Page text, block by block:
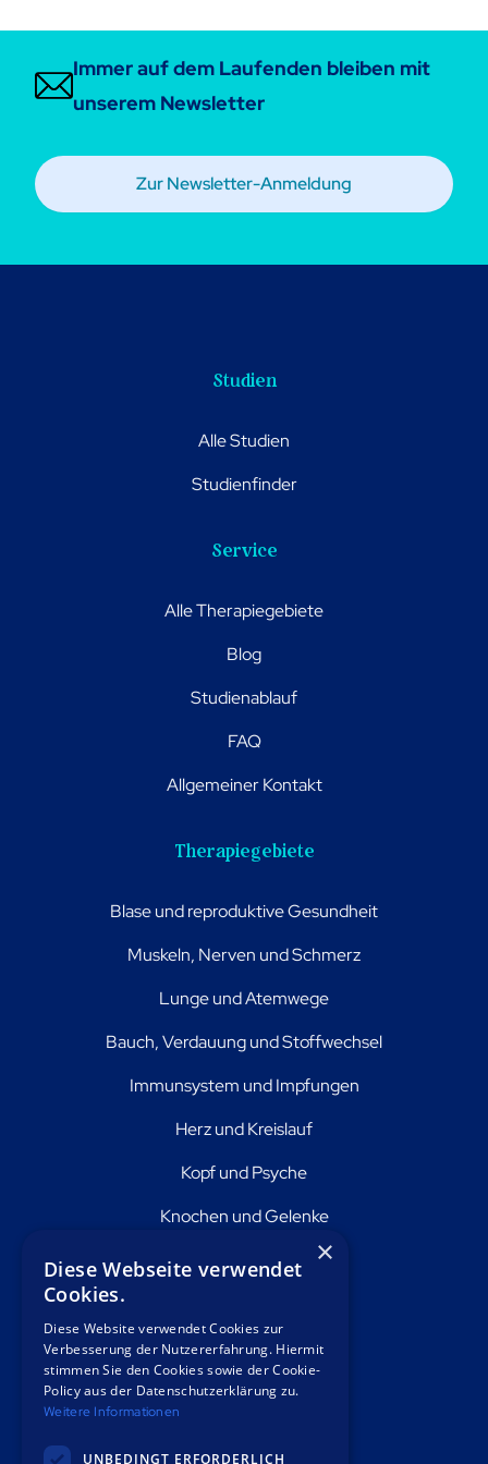
Immer auf dem Laufenden bleiben mit
unserem Newsletter
Zur Newsletter-Anmeldung
Studien
Alle Studien
Studienfinder
Service
Alle Therapiegebiete
Blog
Studienablauf
FAQ
Allgemeiner Kontakt
Therapiegebiete
Blase und reproduktive Gesundheit
Muskeln, Nerven und Schmerz
Lunge und Atemwege
Bauch, Verdauung und Stoffwechsel
Immunsystem und Impfungen
Herz und Kreislauf
Kopf und Psyche
Knochen und Gelenke
Haut und Haar
Über uns
Berlin
×
Diese Webseite verwendet
Cookies.
Diese Website verwendet Cookies zur
Verbesserung der Nutzererfahrung. Hiermit
stimmen Sie den Cookies sowie der Cookie-
Policy aus der Datenschutzerklärung zu.
Weitere Informationen
UNBEDINGT ERFORDERLICH